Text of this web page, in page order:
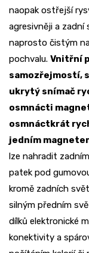
naopak ostřejší
agresivněji a zadní
naprosto čistým
pochvalu. Vnitřní
samozřejmostí,
ukrytý snímač
osmnácti
osmnáctkrát
jedním
lze nahradit
patek pod
kromě zadních
silným předním
dílků elektronické
konektivity a